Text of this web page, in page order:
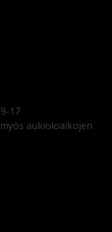
17
aukioloaikojen